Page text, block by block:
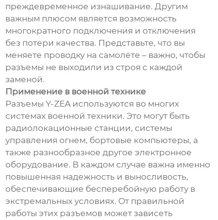
преждевременное изнашивание. Другим
важным плюсом является возможность
многократного подключения и отключения
без потери качества. Представьте, что вы
меняете проводку на самолёте – важно, чтобы
разъемы не выходили из строя с каждой
заменой.
Применение в военной технике
Разъемы Y-ZEA используются во многих
системах военной техники. Это могут быть
радиолокационные станции, системы
управления огнем, бортовые компьютеры, а
также разнообразное другое электронное
оборудование. В каждом случае важна именно
повышенная надежность и выносливость,
обеспечивающие бесперебойную работу в
экстремальных условиях. От правильной
работы этих разъемов может зависеть